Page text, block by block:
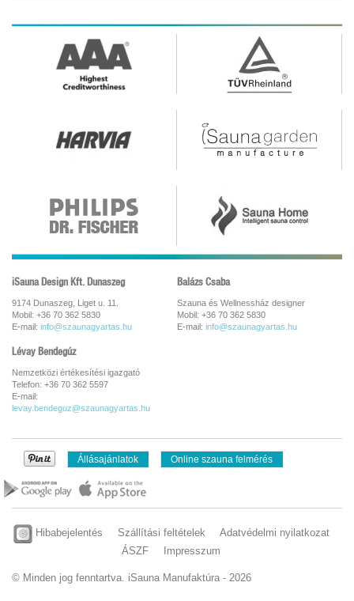
iSauna Design Kft. Dunaszeg
9174 Dunaszeg, Liget u. 11.
Mobil: +36 70 362 5830
E-mail: info@szaunagyartas.hu
Balázs Csaba
Szauna és Wellnessház designer
Mobil: +36 70 362 5830
E-mail: info@szaunagyartas.hu
Lévay Bendegúz
Nemzetközi értékesítési igazgató
Telefon: +36 70 362 5597
E-mail:
levay.bendeguz@szaunagyartas.hu
Állásajánlatok Online szauna felmérés
Hibabejelentés Szállítási feltételek
Adatvédelmi nyilatkozat
ÁSZF
Impresszum
© Minden jog fenntartva. iSauna Manufaktúra - 2026